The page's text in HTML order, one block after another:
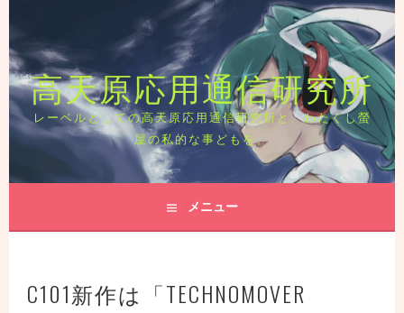
テ
ン
ツ
へ
ス
ッ
高天原応用通信研究所
レーベルとしての高天原応用通信研究所と、わたくし螢
屋の私的な事どもを。
メニュー
C101新作は「TECHNOMOVER